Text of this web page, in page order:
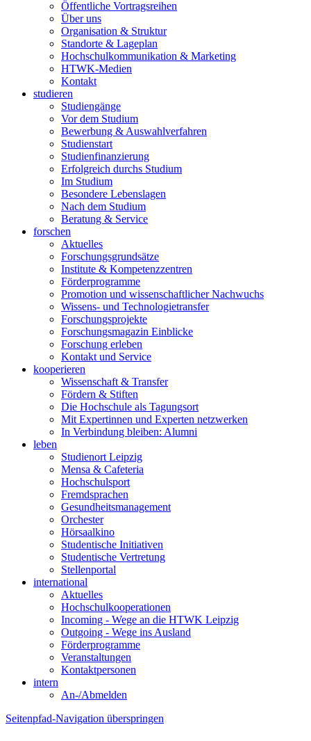
Öffentliche Vortragsreihen
Über uns
Organisation & Struktur
Standorte & Lageplan
Hochschulkommunikation & Marketing
HTWK-Medien
Kontakt
studieren
Studiengänge
Vor dem Studium
Bewerbung & Auswahlverfahren
Studienstart
Studienfinanzierung
Erfolgreich durchs Studium
Im Studium
Besondere Lebenslagen
Nach dem Studium
Beratung & Service
forschen
Aktuelles
Forschungsgrundsätze
Institute & Kompetenzzentren
Förderprogramme
Promotion und wissenschaftlicher Nachwuchs
Wissens- und Technologietransfer
Forschungsprojekte
Forschungsmagazin Einblicke
Forschung erleben
Kontakt und Service
kooperieren
Wissenschaft & Transfer
Fördern & Stiften
Die Hochschule als Tagungsort
Mit Expertinnen und Experten netzwerken
In Verbindung bleiben: Alumni
leben
Studienort Leipzig
Mensa & Cafeteria
Hochschulsport
Fremdsprachen
Gesundheitsmanagement
Orchester
Hörsaalkino
Studentische Initiativen
Studentische Vertretung
Stellenportal
international
Aktuelles
Hochschulkooperationen
Incoming - Wege an die HTWK Leipzig
Outgoing - Wege ins Ausland
Förderprogramme
Veranstaltungen
Kontaktpersonen
intern
An-/Abmelden
Seitenpfad-Navigation überspringen